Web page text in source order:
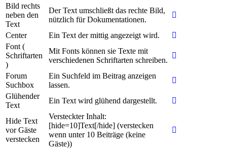
Bild rechts
neben den
Text
Der Text umschließt das rechte Bild,
nützlich für Dokumentationen.
Center
Ein Text der mittig angezeigt wird.
Font (
Schriftarten
)
Mit Fonts können sie Texte mit
verschiedenen Schriftarten schreiben.
Forum
Suchbox
Ein Suchfeld im Beitrag anzeigen
lassen.
Glühender
Text
Ein Text wird glühend dargestellt.
Hide Text
vor Gäste
verstecken
Versteckter Inhalt:
[hide=10]Text[/hide] (verstecken
wenn unter 10 Beiträge (keine
Gäste))